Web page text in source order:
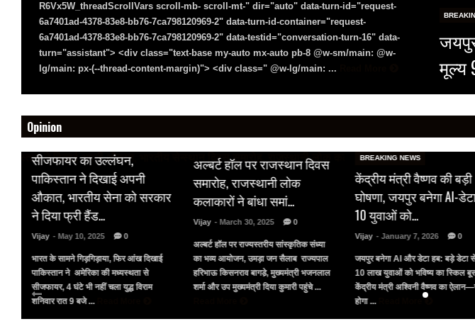
R6Vx5W_threadScrollVars scroll-mb- scroll-mt-" dir="auto" data-turn-id="request-
6a7401ad-4378-83e8-bb76-7ca798120969-2" data-turn-id-container="request-
6a7401ad-4378-83e8-bb76-7ca798120969-2" data-testid="conversation-turn-16" data-
turn="assistant"> <div class="text-base my-auto mx-auto pb-8 @w-sm/main: @w-
lg/main: px-(--thread-content-margin)"> <div class=" @w-lg/main: ...
मूल्य
Opinion
HOT NEWS
सीजफायर का उल्लंघन,
पाकिस्तान ने दिखाई अपनी
औकात, भारतीय सेना को सरकार
ने दिया फ्री हैंड…
Vijay - May 10, 2025 0
भारत के सामने गिड़गिड़ाया, फिर आंख दिखाई
पाकिस्तान ने अमेरिका की मध्यस्थता से
सीजफायर, 4 घंटे भी नहीं चला युद्ध विराम
शनिवार रात 9 बजे ...
अल्बर्ट हॉल पर राजस्थान दिवस
समारोह, राजस्थानी लोक
कलाकारों ने बांधा समां…
Vijay - March 30, 2025 0
अल्बर्ट हॉल पर राज्यस्तरीय सांस्कृतिक संध्या
का भव्य आयोजन, उमड़ा जन सैलाब राज्यपाल
हरिभाऊ किसनराव बागडे़, मुख्यमंत्री भजनलाल
शर्मा और उप मुख्यमंत्री दिया कुमारी पहुंचे ...
BREAKING NEWS
केंद्रीय मंत्री वैष्णव की बड़ी
घोषणा, जयपुर बनेगा AI-
10 युवाओं को…
Vijay - January 7, 2026 0
जयपुर बनेगा AI और डेटा हब: बड़े डेटा
10 लाख युवाओं को भविष्य का स्किल
केंद्रीय मंत्री अश्विनी वैष्णव का
होगा ...